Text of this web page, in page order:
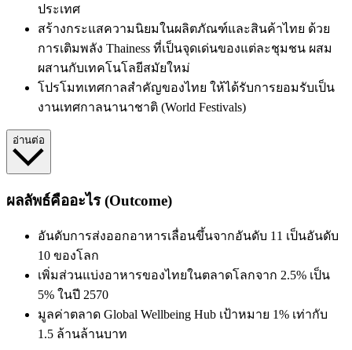
ประเทศ
สร้างกระแสความนิยมในผลิตภัณฑ์และสินค้าไทย ด้วย
การเติมพลัง Thainess ที่เป็นจุดเด่นของแต่ละชุมชน ผสม
ผสานกับเทคโนโลยีสมัยใหม่
โปรโมทเทศกาลสำคัญของไทย ให้ได้รับการยอมรับเป็น
งานเทศกาลนานาชาติ (World Festivals)
อ่านต่อ
ผลลัพธ์คืออะไร (Outcome)
อันดับการส่งออกอาหารเลื่อนขึ้นจากอันดับ 11 เป็นอันดับ
10 ของโลก
เพิ่มส่วนแบ่งอาหารของไทยในตลาดโลกจาก 2.5% เป็น
5% ในปี 2570
มูลค่าตลาด Global Wellbeing Hub เป้าหมาย 1% เท่ากับ
1.5 ล้านล้านบาท